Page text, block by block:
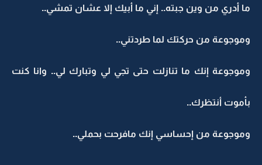
ما أدري من وين جبته.. إني ما أبيك إلا عشان تمشي..
وموجوعة من حركتك لما طردتني..
وموجوعة إنك ما تنازلت حتى تجي لي وتبارك لي.. وانا كنت
بأموت أنتظرك..
وموجوعة من إحساسي إنك مافرحت بحملي..